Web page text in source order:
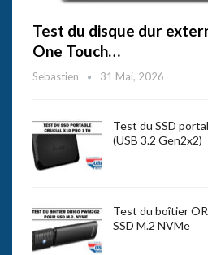
Test du disque dur
One Touch…
Sebastien 31 Mai, 2026
Test du SSD
(USB 3.2 Gen2x2)
Test du boîtier
SSD M.2 NVMe